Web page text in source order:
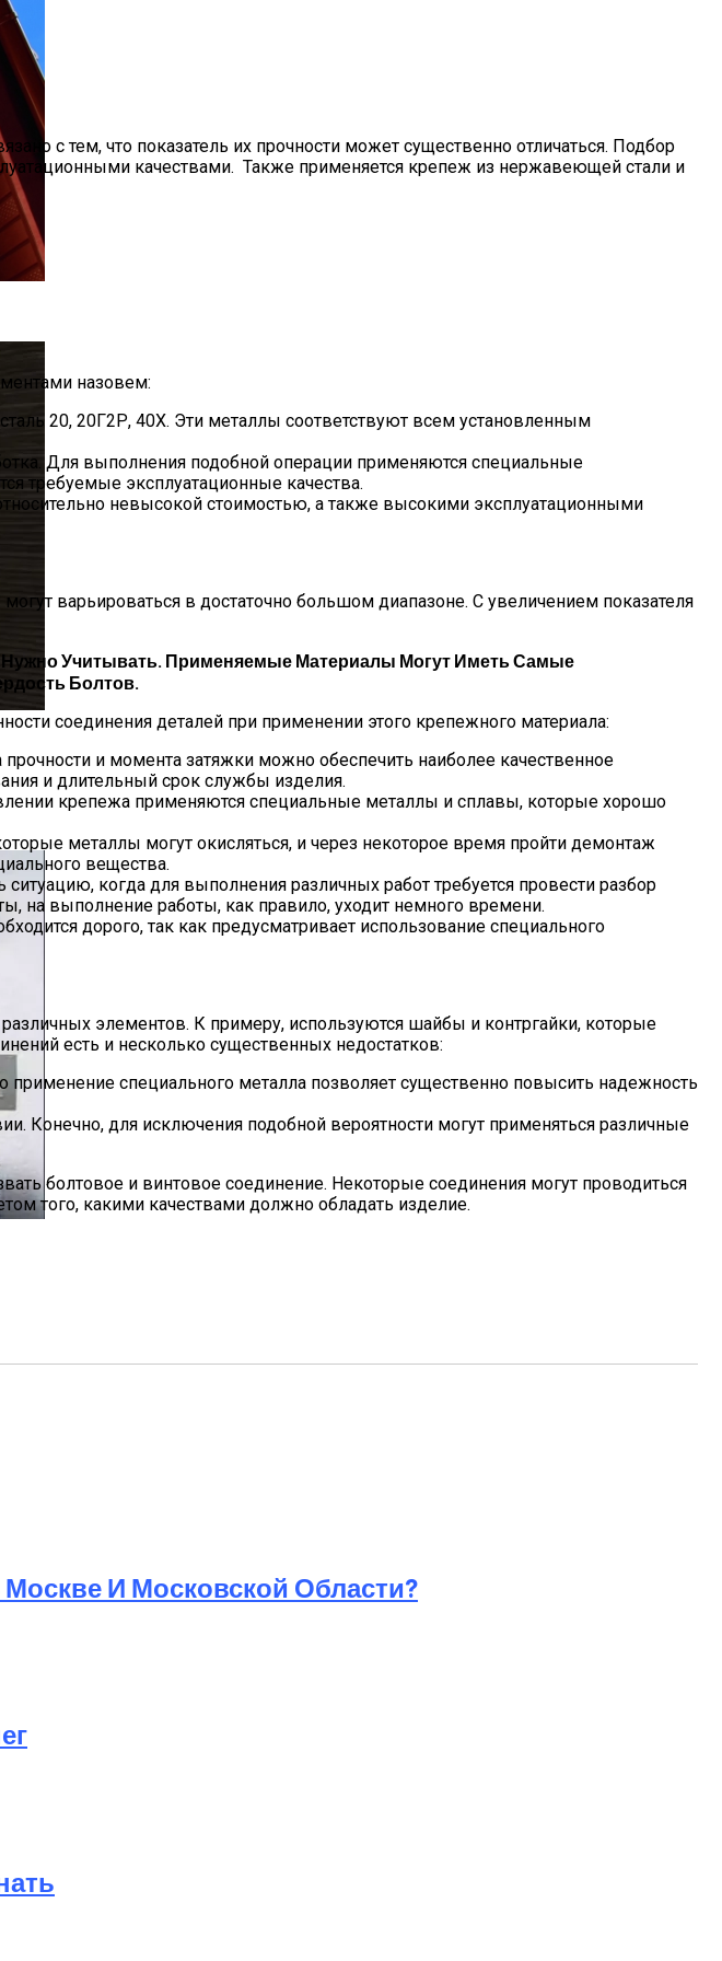
с тем, что показатель их прочности может существенно отличаться. Подбор
качествами. Также применяется крепеж из нержавеющей стали и
назовем:
20, 20Г2Р, 40Х. Эти металлы соответствуют всем установленным
Для выполнения подобной операции применяются специальные
требуемые эксплуатационные качества.
невысокой стоимостью, а также высокими эксплуатационными
варьироваться в достаточно большом диапазоне. С увеличением показателя
Учитывать. Применяемые Материалы Могут Иметь Самые
Болтов.
соединения деталей при применении этого крепежного материала:
и момента затяжки можно обеспечить наиболее качественное
и длительный срок службы изделия.
крепежа применяются специальные металлы и сплавы, которые хорошо
металлы могут окисляться, и через некоторое время пройти демонтаж
вещества.
когда для выполнения различных работ требуется провести разбор
на выполнение работы, как правило, уходит немного времени.
дорого, так как предусматривает использование специального
элементов. К примеру, используются шайбы и контргайки, которые
есть и несколько существенных недостатков:
специального металла позволяет существенно повысить надежность
Конечно, для исключения подобной вероятности могут применяться различные
болтовое и винтовое соединение. Некоторые соединения могут проводиться
того, какими качествами должно обладать изделие.
И Московской Области?